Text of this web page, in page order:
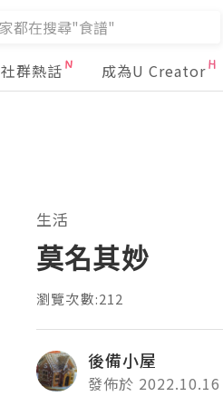
社群熱話 成為U Creator
生活
莫名其妙
瀏覽次數:212
後備小屋
發佈於 2022.10.16